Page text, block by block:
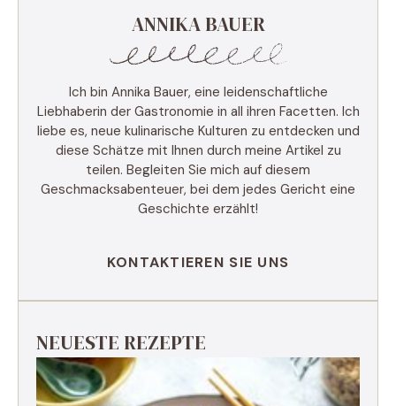
ANNIKA BAUER
Ich bin Annika Bauer, eine leidenschaftliche
Liebhaberin der Gastronomie in all ihren Facetten. Ich
liebe es, neue kulinarische Kulturen zu entdecken und
diese Schätze mit Ihnen durch meine Artikel zu
teilen. Begleiten Sie mich auf diesem
Geschmacksabenteuer, bei dem jedes Gericht eine
Geschichte erzählt!
KONTAKTIEREN SIE UNS
NEUESTE REZEPTE